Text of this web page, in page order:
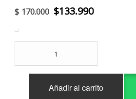
$ 170.000 El
original
era:
$170.000.
$133.990El
actual
$133.990.
CRUZE
Añadir al carrito